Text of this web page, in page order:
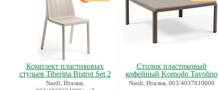
Комплект пластиковых
стульев Tiberina Bistrot Set 2
Nardi, Италия,
Столик пластиковый
кофейный Komodo Tavolino
Nardi, Италия, 003/4037810000